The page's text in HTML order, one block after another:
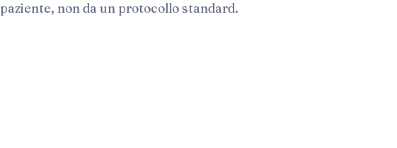
paziente, non da un protocollo standard.